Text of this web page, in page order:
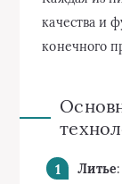
качества и
конечного
Литье